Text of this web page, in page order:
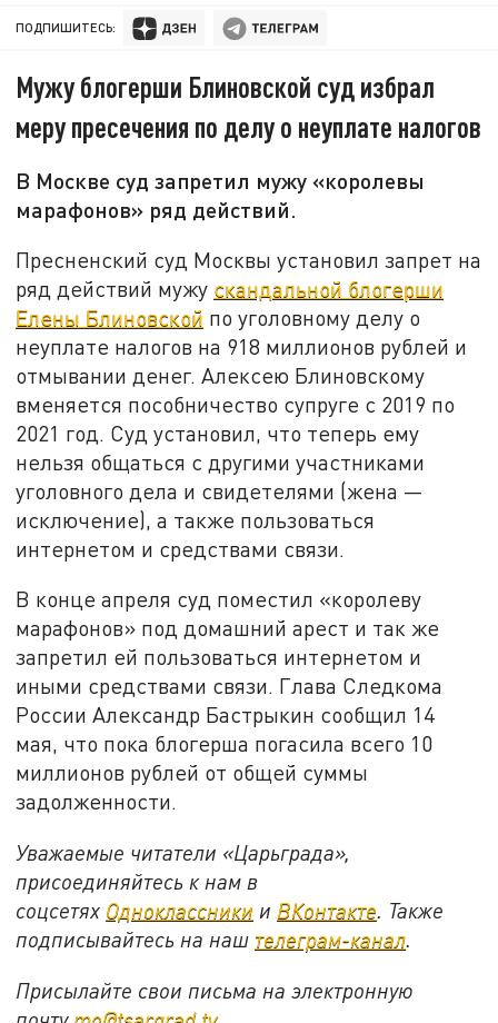
ПОДПИШИТЕСЬ:
Мужу блогерши Блиновской суд избрал
меру пресечения по делу о неуплате налогов
В Москве суд запретил мужу «королевы
марафонов» ряд действий.
Пресненский суд Москвы установил запрет на
ряд действий мужу скандальной блогерши
Елены Блиновской по уголовному делу о
неуплате налогов на 918 миллионов рублей и
отмывании денег. Алексею Блиновскому
вменяется пособничество супруге с 2019 по
2021 год. Суд установил, что теперь ему
нельзя общаться с другими участниками
уголовного дела и свидетелями (жена —
исключение), а также пользоваться
интернетом и средствами связи.
В конце апреля суд поместил «королеву
марафонов» под домашний арест и так же
запретил ей пользоваться интернетом и
иными средствами связи. Глава Следкома
России Александр Бастрыкин сообщил 14
мая, что пока блогерша погасила всего 10
миллионов рублей от общей суммы
задолженности.
Уважаемые читатели «Царьграда»,
присоединяйтесь к нам в
соцсетях Одноклассники и ВКонтакте. Также
подписывайтесь на наш телеграм-канал.
Присылайте свои письма на электронную